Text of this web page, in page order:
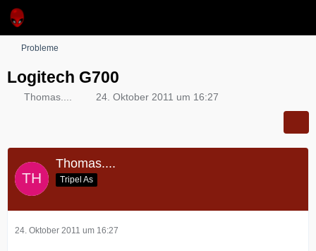
Probleme
Logitech G700
Thomas.... 24. Oktober 2011 um 16:27
Thomas....
Tripel As
24. Oktober 2011 um 16:27